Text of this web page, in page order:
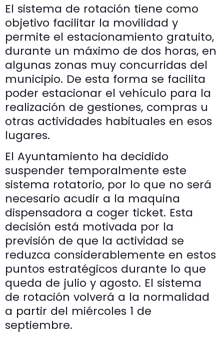
El sistema de rotación tiene como
objetivo facilitar la movilidad y
permite el estacionamiento gratuito,
durante un máximo de dos horas, en
algunas zonas muy concurridas del
municipio. De esta forma se facilita
poder estacionar el vehículo para la
realización de gestiones, compras u
otras actividades habituales en esos
lugares.
El Ayuntamiento ha decidido
suspender temporalmente este
sistema rotatorio, por lo que no será
necesario acudir a la maquina
dispensadora a coger ticket. Esta
decisión está motivada por la
previsión de que la actividad se
reduzca considerablemente en estos
puntos estratégicos durante lo que
queda de julio y agosto. El sistema
de rotación volverá a la normalidad
a partir del miércoles 1 de
septiembre.